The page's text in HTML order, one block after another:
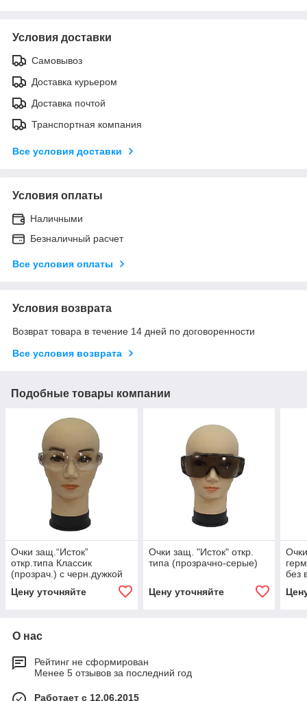
Условия доставки
Самовывоз
Доставка курьером
Доставка почтой
Транспортная компания
Все условия доставки
Условия оплаты
Наличными
Безналичный расчет
Все условия оплаты
Условия возврата
Возврат товара в течение 14 дней по договоренности
Все условия возврата
Подобные товары компании
Очки защ.“Исток”
откр.типа Классик
(прозрач.) с черн.дужкой
Цену уточняйте
Очки защ. "Исток" откр.
типа (прозрачно-серые)
Цену уточняйте
без
О нас
Рейтинг не сформирован
Менее 5 отзывов за последний год
Работает с 12.06.2015